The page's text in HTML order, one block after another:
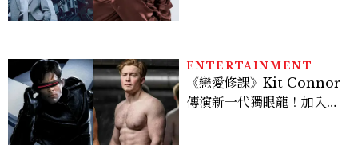
ENTERTAINMENT
《戀愛修課》Kit Connor
傳演新一代獨眼龍！加入新